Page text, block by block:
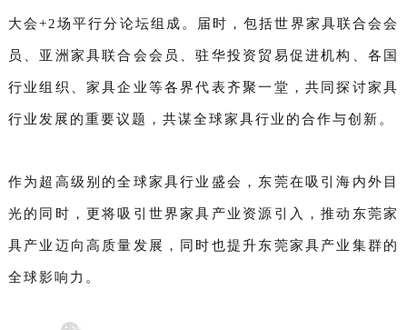
大会+2场平行分论坛组成。届时，包括世界家具联合会会
员、亚洲家具联合会会员、驻华投资贸易促进机构、各国
行业组织、家具企业等各界代表齐聚一堂，共同探讨家具
行业发展的重要议题，共谋全球家具行业的合作与创新 。
作为超高级别的全球家具行业盛会，东莞在吸引海内外目
光的同时，更将吸引世界家具产业资源引入，推动东莞家
具产业迈向高质量发展，同时也提升东莞家具产业集群的
全球影响力。